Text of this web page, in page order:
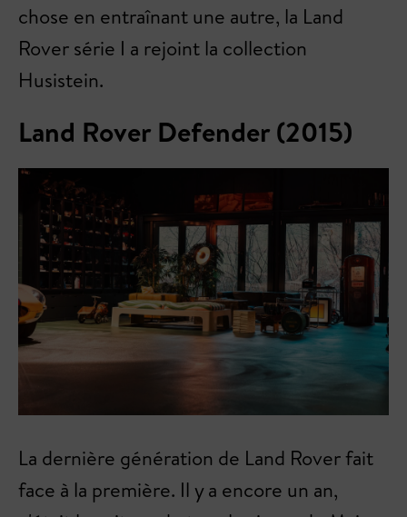
chose en entraînant une autre, la Land
Rover série I a rejoint la collection
Husistein.
Land Rover Defender (2015)
La dernière génération de Land Rover fait
face à la première. Il y a encore un an,